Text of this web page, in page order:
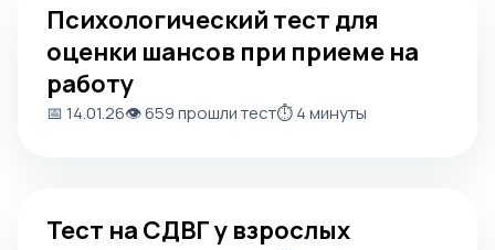
Психологический тест для
оценки шансов при приеме на
работу
📅 14.01.26👁️ 659 прошли тест⏱️ 4 минуты
Тест на СДВГ у взрослых